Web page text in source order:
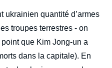
ukrainien quantité d’armes
troupes terrestres - on
que Kim Jong-un a
dans la capitale). En